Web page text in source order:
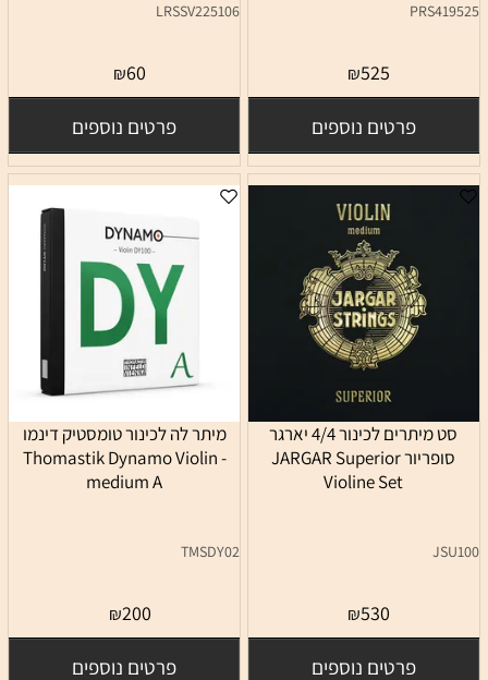
PRS419525
₪525
פרטים נוספים
LRSSV225106
₪60
פרטים נוספים
סט מיתרים לכינור 4/4 יארגר
סופריור JARGAR Superior
Violine Set
JSU100
₪530
פרטים נוספים
מיתר לה לכינור טומסטיק דינמו
Thomastik Dynamo Violin -
medium A
TMSDY02
₪200
פרטים נוספים